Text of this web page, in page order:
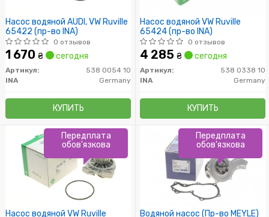
Насос водяной AUDI, VW Ruville
65422 (пр-во INA)
0 отзывов
1 670 ₴ сегодня
Артикул:
538 0054 10
INA
Germany
КУПИТЬ
Насос водяной VW Ruville
65424 (пр-во INA)
0 отзывов
4 285 ₴ сегодня
Артикул:
538 0338 10
INA
Germany
КУПИТЬ
Насос водяной VW Ruville
Передплата
обов'язкова
Водяной насос (Пр-во MEYLE)
Передплата
обов'язкова